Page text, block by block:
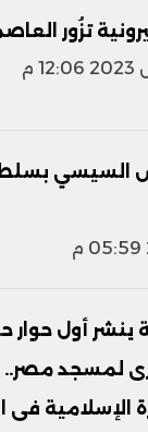
تزُور
السيسي
ينشر أول
لمسجد
الإسلامية فى